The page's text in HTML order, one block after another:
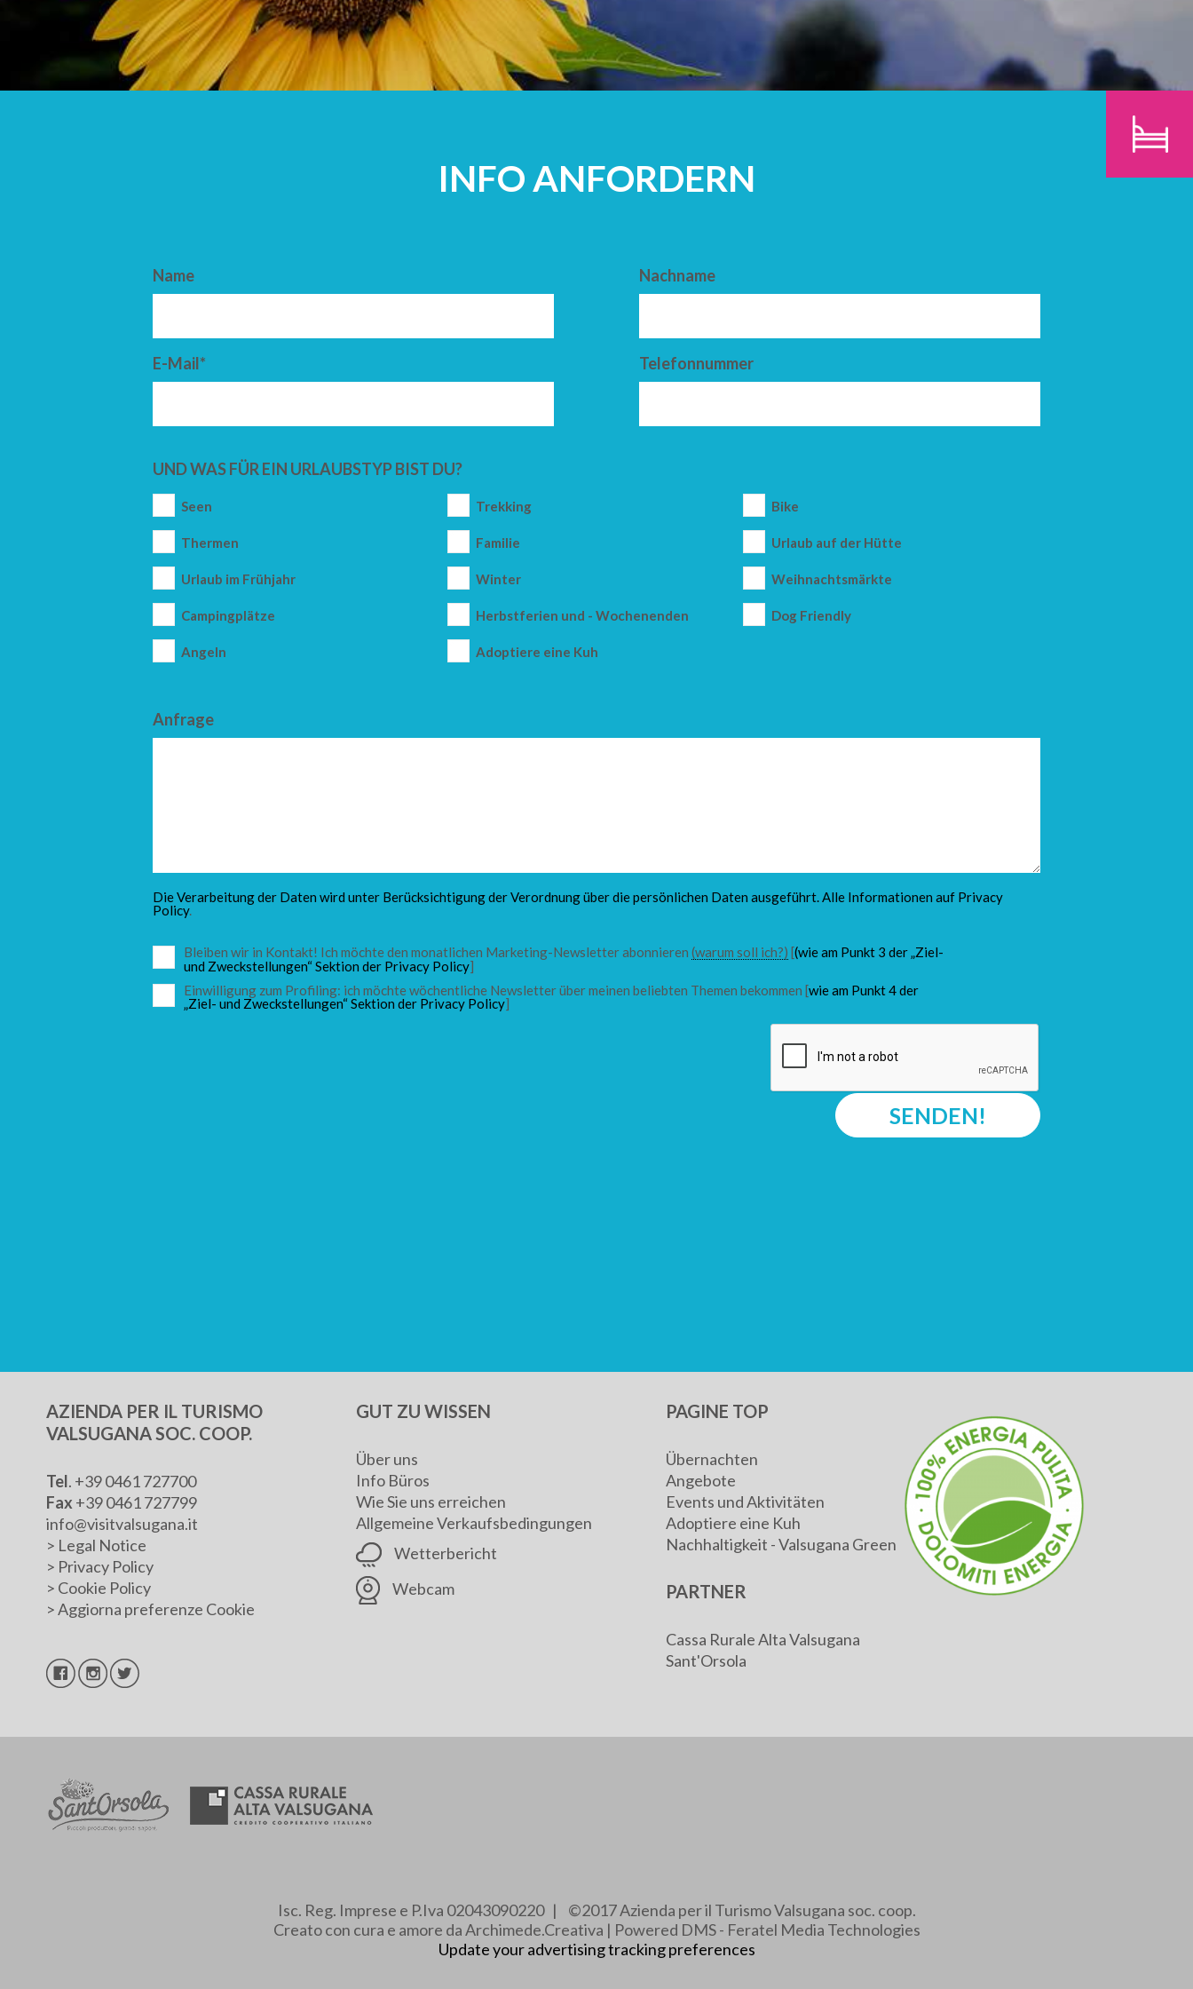
ANKUNFT ABFAHRT ERWACHSENE
SUCHEN
INFO ANFORDERN
Name Nachname
E-Mail* Telefonnummer
UND WAS FÜR EIN URLAUBSTYP BIST DU?
Seen Trekking Bike
Thermen Familie Urlaub auf der Hütte
Urlaub im Frühjahr Winter Weihnachtsmärkte
Campingplätze Herbstferien und - Wochenenden Dog Friendly
Angeln Adoptiere eine Kuh
Anfrage
Die Verarbeitung der Daten wird unter Berücksichtigung der Verordnung über die persönlichen Daten ausgeführt. Alle Informationen auf Privacy
Policy.
Bleiben wir in Kontakt! Ich möchte den monatlichen Marketing-Newsletter abonnieren (warum soll ich?) [(wie am Punkt 3 der „Ziel-
und Zweckstellungen“ Sektion der Privacy Policy]
Einwilligung zum Profiling: ich möchte wöchentliche Newsletter über meinen beliebten Themen bekommen [wie am Punkt 4 der
„Ziel- und Zweckstellungen“ Sektion der Privacy Policy]
SENDEN!
AZIENDA PER IL TURISMO
VALSUGANA SOC. COOP.
Tel. +39 0461 727700
Fax +39 0461 727799
info@visitvalsugana.it
> Legal Notice
> Privacy Policy
> Cookie Policy
>Aggiorna preferenze Cookie
GUT ZU WISSEN
Über uns
Info Büros
Wie Sie uns erreichen
Allgemeine Verkaufsbedingungen
Wetterbericht
Webcam
PAGINE TOP
Übernachten
Angebote
Events und Aktivitäten
Adoptiere eine Kuh
Nachhaltigkeit - Valsugana Green
PARTNER
Cassa Rurale Alta Valsugana
Sant'Orsola
Isc. Reg. Imprese e P.Iva 02043090220 | ©2017 Azienda per il Turismo Valsugana soc. coop.
Creato con cura e amore da Archimede.Creativa | Powered DMS - Feratel Media Technologies
Update your advertising tracking preferences